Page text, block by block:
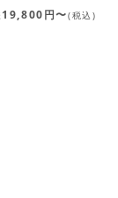
19,800円〜(税込)